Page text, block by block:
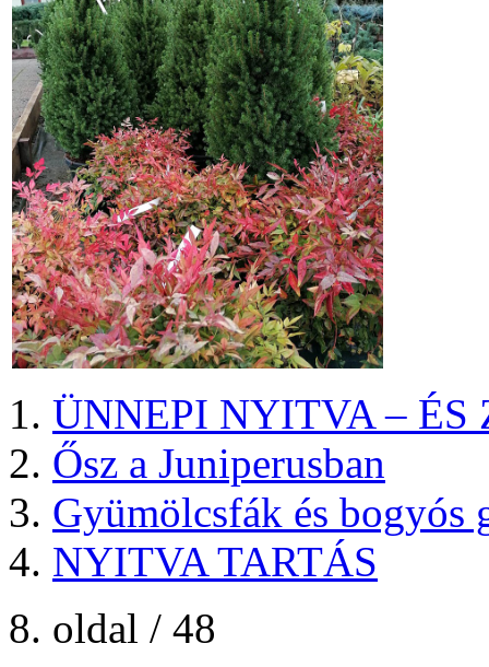
ÜNNEPI NYITVA – ÉS
Ősz a Juniperusban
Gyümölcsfák és bogyós
NYITVA TARTÁS
8. oldal / 48